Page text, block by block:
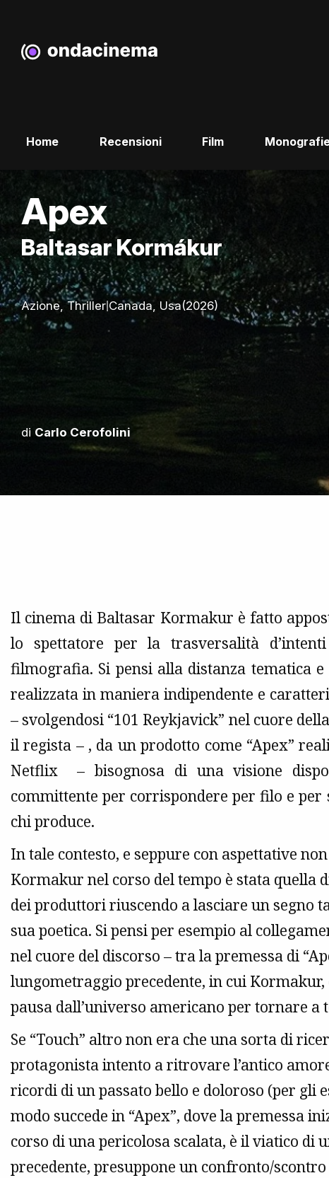
Home Recensioni Film
Apex
Baltasar Kormákur
Azione, Thriller|Canada, Usa(2026)
di Carlo Cerofolini
Il cinema di Baltasar Kormakur è fatto
lo spettatore per la trasversalità
filmografia. Si pensi alla distanza tematica e
realizzata in maniera indipendente e
– svolgendosi “101 Reykjavick” nel cuore
il regista – , da un prodotto come “Apex”
Netflix – bisognosa di una visione
committente per corrispondere per filo e
chi produce.
In tale contesto, e seppure con aspettative
Kormakur nel corso del tempo è stata quella
dei produttori riuscendo a lasciare un segno
sua poetica. Si pensi per esempio al
nel cuore del discorso – tra la premessa di
lungometraggio precedente, in cui Kormakur,
pausa dall’universo americano per tornare a
Se “Touch” altro non era che una sorta di
protagonista intento a ritrovare l’antico
ricordi di un passato bello e doloroso (per gli
modo succede in “Apex”, dove la premessa
corso di una pericolosa scalata, è il viatico di
precedente, presuppone un confronto/